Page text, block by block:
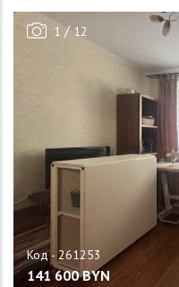
1 / 12
141 600 BYN